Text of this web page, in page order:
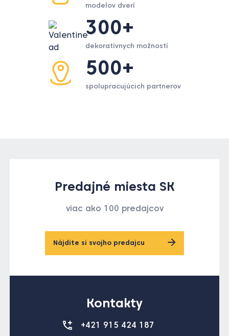
modelov dverí
300+
dekoratívnych možností
500+
spolupracujúcich partnerov
Predajné miesta SK
viac ako 100 predajcov
Nájdite si svojho predajcu
Kontakty
+421 915 424 187